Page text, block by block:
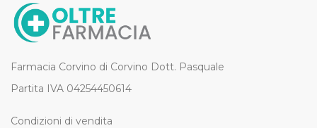
Farmacia Corvino di Corvino Dott. Pasquale
Partita IVA 04254450614
Condizioni di vendita